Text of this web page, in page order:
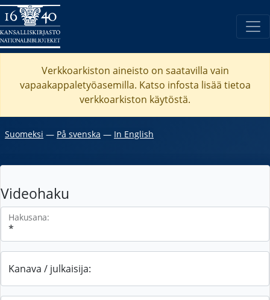
Verkkoarkiston aineisto on saatavilla vain
vapaakappaletyöasemilla. Katso infosta lisää tietoa
verkkoarkiston käytöstä.
Suomeksi ― På svenska ― In English
Videohaku
Hakusana:
Kanava / julkaisija: